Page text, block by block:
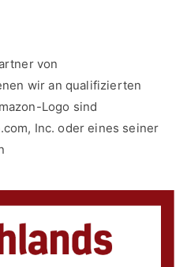
von
wir an qualifizierten
Logo sind
Inc. oder eines seiner